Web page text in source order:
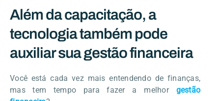
Além da capacitação, a
tecnologia também pode
auxiliar sua gestão financeira
Você está cada vez mais entendendo de finanças,
mas tem tempo para fazer a melhor gestão